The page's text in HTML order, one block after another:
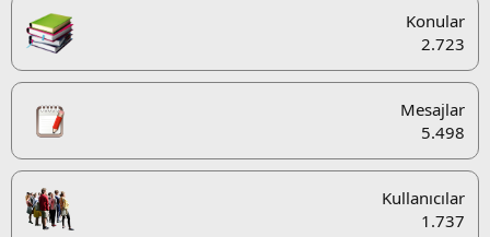
Konular
2.723
Mesajlar
5.498
Kullanıcılar
1.737